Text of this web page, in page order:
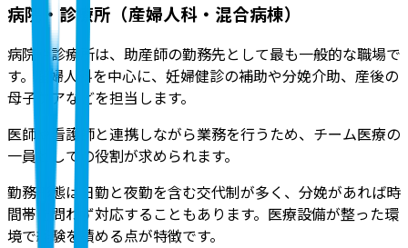
病院・診療所（産婦人科・混合病棟）
病院や診療所は、助産師の勤務先として最も一般的な職場で
す。産婦人科を中心に、妊婦健診の補助や分娩介助、産後の
母子ケアなどを担当します。
医師や看護師と連携しながら業務を行うため、チーム医療の
一員としての役割が求められます。
勤務形態は日勤と夜勤を含む交代制が多く、分娩があれば時
間帯を問わず対応することもあります。医療設備が整った環
境で経験を積める点が特徴です。